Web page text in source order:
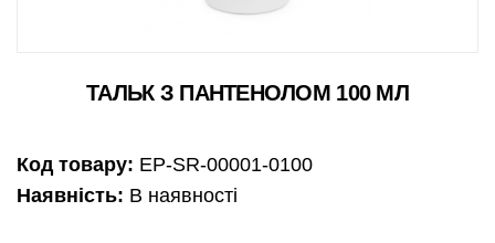
ТАЛЬК З ПАНТЕНОЛОМ 100 МЛ
Код товару: EP-SR-00001-0100
Наявність: В наявності